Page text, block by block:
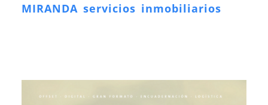
MIRANDA servicios inmobiliarios